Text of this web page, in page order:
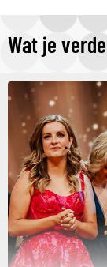
Wat je